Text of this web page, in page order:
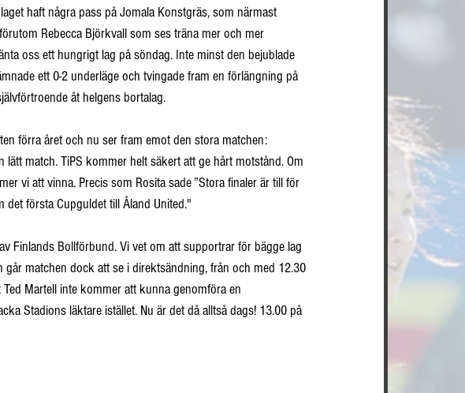
haft några pass på Jomala Konstgräs, som närmast
Rebecca Björkvall som ses träna mer och mer
oss ett hungrigt lag på söndag. Inte minst den bejublade
ett 0-2 underläge och tvingade fram en förlängning på
åt helgens bortalag.
förra året och nu ser fram emot den stora matchen:
match. TiPS kommer helt säkert att ge hårt motstånd. Om
vi att vinna. Precis som Rosita sade ”Stora finaler är till för
det första Cupguldet till Åland United."
Finlands Bollförbund. Vi vet om att supportrar för bägge lag
matchen dock att se i direktsändning, från och med 12.30
Martell inte kommer att kunna genomföra en
Stadions läktare istället. Nu är det då alltså dags! 13.00 på